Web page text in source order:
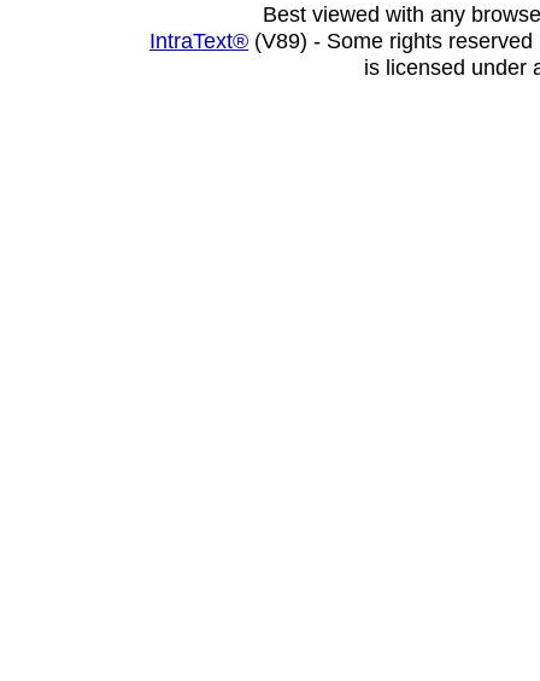
Best viewed with any
IntraText® (V89) - Some rights
is licensed under